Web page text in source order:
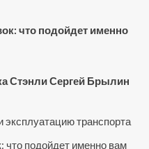
что подойдет именно
Стэнли Сергей Брылин
эксплуатацию транспорта
что подойдет именно вам